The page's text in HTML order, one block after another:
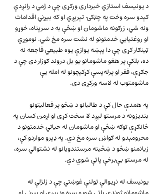
د یونیسف استازي خبرداری ورکړی چې د ژمي د رانږدې
کېدو سره وخت په چټکۍ تېرېږي او که بیړني اقدامات
ونه شي، زرګونه ماشومان او ښځې به د سرپناه، خوړو
او روغتیایي خدمتونو له نشت سره مخ شي. نوموړي
ټینګار کړی چې دا پېښه یوازې یوه طبیعي فاجعه نه
ده، بلکې پر هغو ماشومانو یو بل دروند ګوزار دی چې د
جګړې، فقر او پرله‌پسې کړکېچونو له امله یې
ماشومتوب له لاسه ورکړی دی.
په همدې حال کې د طالبانو د ښځو پر فعالیتونو
بندیزونه د مرستو لېږد لا سخت کړی او اړمن کسان په
ځانګړې توګه ښځې او ماشومان له حیاتي خدمتونو د
محرومېدو له ګواښ سره مخ دي. په ډېرو مواردو کې،
زیانمنو ښځو د ښځینه مرستندویانو له نشتوالي سره،
له مرستو بې‌برخې پاتې شوي دي.
یونیسف له نړيوالې ټولنې غوښتي چې د زلزلې له